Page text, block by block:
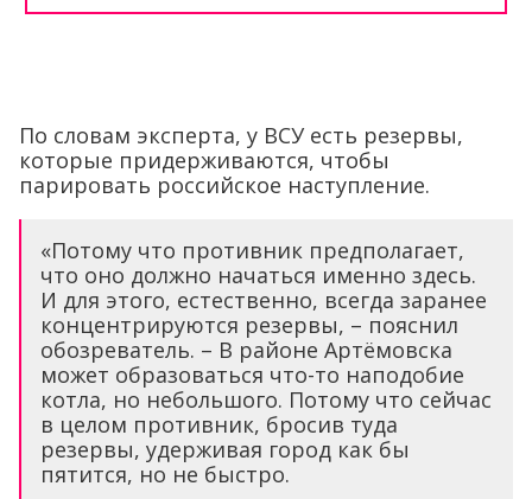
По словам эксперта, у ВСУ есть резервы,
которые придерживаются, чтобы
парировать российское наступление.
«Потому что противник предполагает,
что оно должно начаться именно здесь.
И для этого, естественно, всегда заранее
концентрируются резервы, – пояснил
обозреватель. – В районе Артёмовска
может образоваться что-то наподобие
котла, но небольшого. Потому что сейчас
в целом противник, бросив туда
резервы, удерживая город как бы
пятится, но не быстро.